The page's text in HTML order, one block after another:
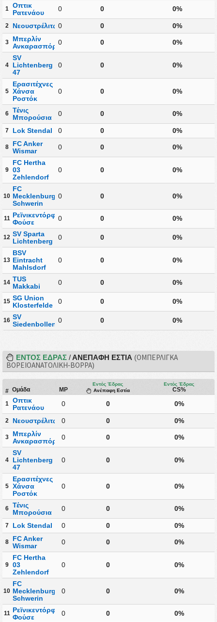
1
Οπτικ
Ρατενάου
0 0 0%
2 Νεουστρέλιτς 0 0 0%
3
Μπερλίν
Ανκαρασπόρ 0 0 0%
4
SV
Lichtenberg
47
0 0 0%
5
Ερασιτέχνες
Χάνσα
Ροστόκ
0 0 0%
6
Τένις
Μπορούσια
0 0 0%
7 Lok Stendal 0 0 0%
8
FC Anker
Wismar
0 0 0%
9
FC Hertha
03
Zehlendorf
0 0 0%
10
FC
Mecklenburg
Schwerin
0 0 0%
11 Ρεϊνικεντόρφερ
Φούσε
0 0 0%
12 SV Sparta
Lichtenberg
0 0 0%
13
BSV
Eintracht
Mahlsdorf
0 0 0%
14 TUS
Makkabi
0 0 0%
15 SG Union
Klosterfelde
0 0 0%
16 SV
Siedenbollentin
0 0 0%
ΕΝΤΌΣ ΈΔΡΑΣ /ΑΝΈΠΑΦΗ ΕΣΤΊΑ (ΟΜΠΕΡΛΊΓΚΑ
ΒΟΡΕΙΟΑΝΑΤΟΛΙΚΉ-ΒΟΡΡΆ)
# Ομάδα MP
Εντός Έδρας
Ανέπαφη Εστία
Εντός Έδρας
CS%
1
Οπτικ
Ρατενάου
0 0 0%
2 Νεουστρέλιτς 0 0 0%
3
Μπερλίν
Ανκαρασπόρ
0 0 0%
4
SV
Lichtenberg
47
0 0 0%
5
Ερασιτέχνες
Χάνσα
Ροστόκ
0 0 0%
6
Τένις
Μπορούσια
0 0 0%
7 Lok Stendal 0 0 0%
8
FC Anker
Wismar
0 0 0%
9
FC Hertha
03
Zehlendorf
0 0 0%
10
FC
Mecklenburg
Schwerin
0 0 0%
11 Ρεϊνικεντόρφερ
Φούσε
0 0 0%